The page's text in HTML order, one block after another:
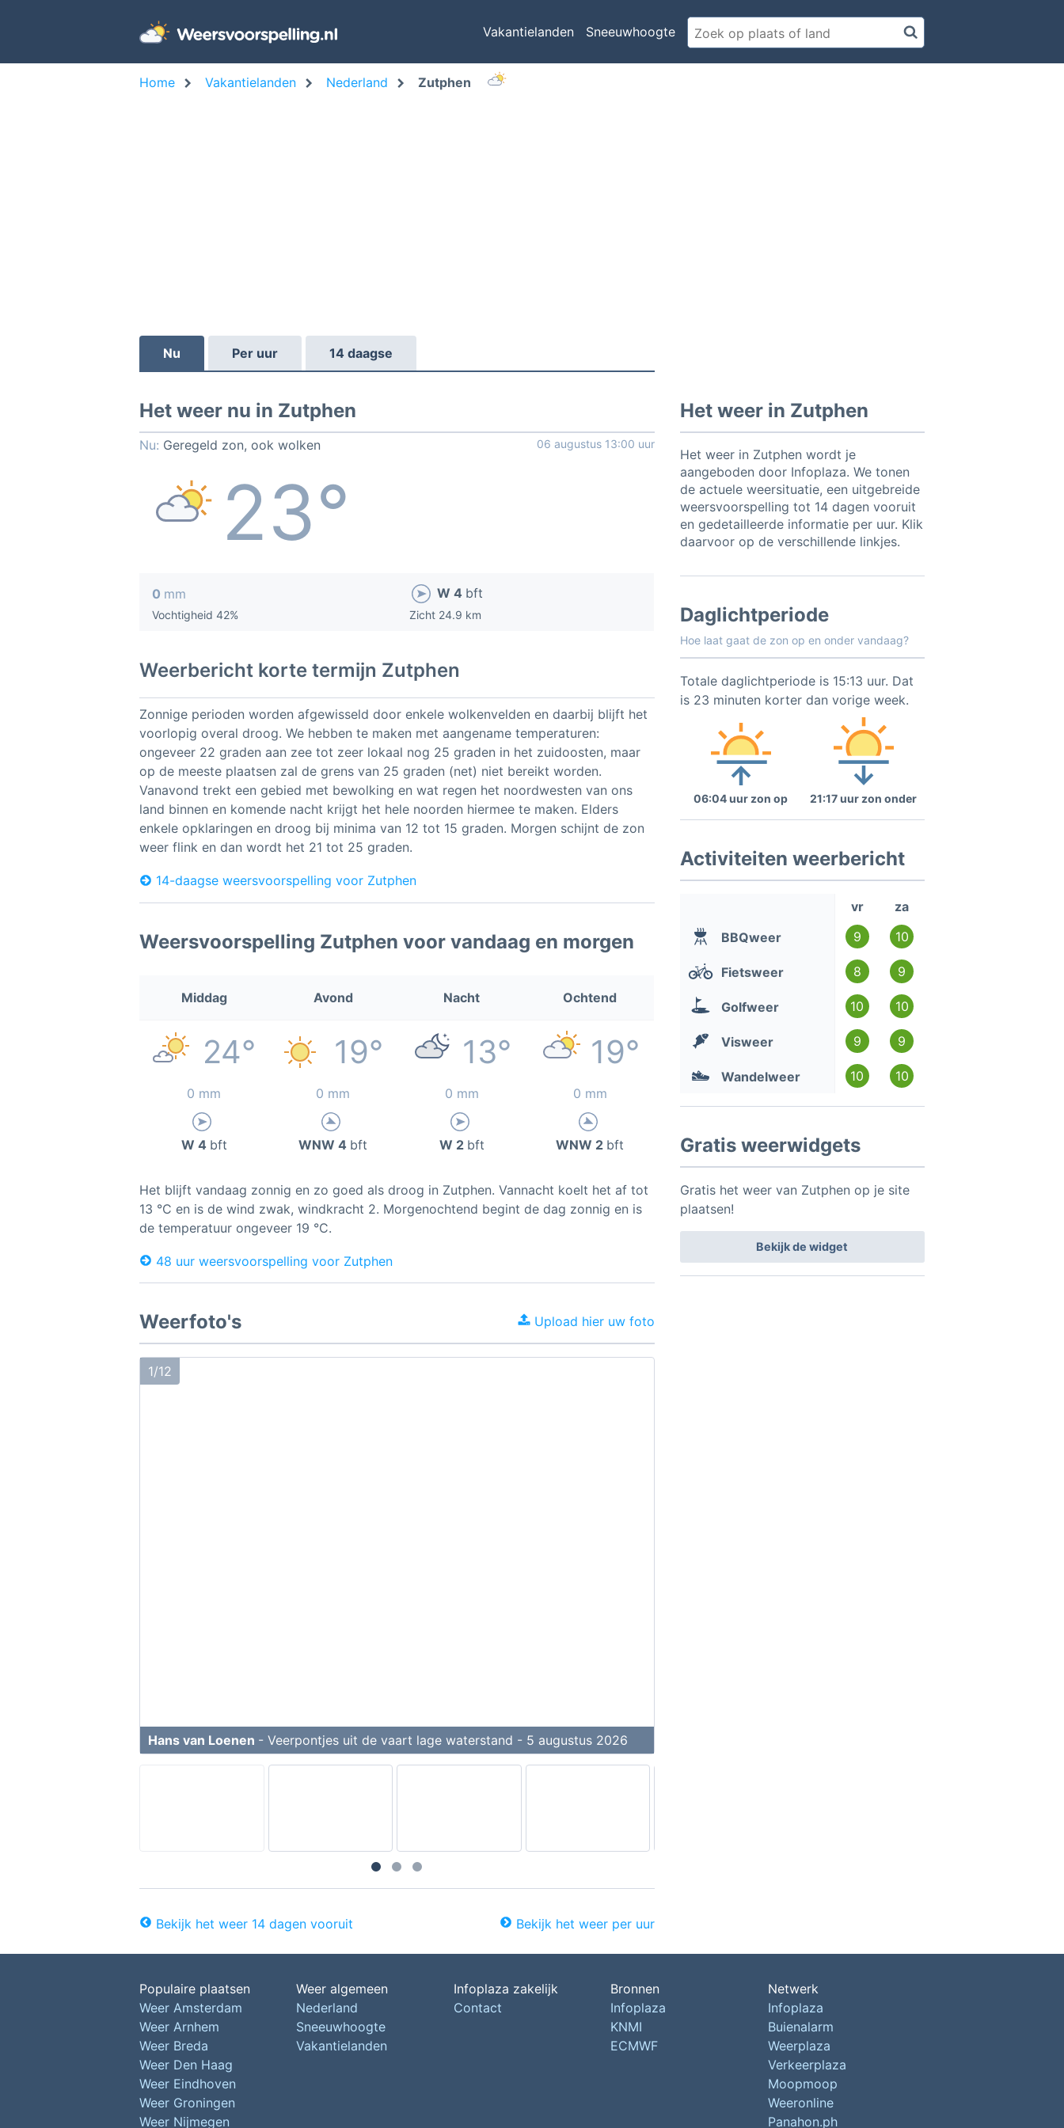
Vakantielanden Sneeuwhoogte
Home Vakantielanden Nederland Zutphen
Nu Per uur 14 daagse
Het weer nu in Zutphen
Nu: Geregeld zon, ook wolken 06 augustus 13:00 uur
23°
0 mm
Vochtigheid 42%
W 4 bft
Zicht 24.9 km
Weerbericht korte termijn Zutphen
Zonnige perioden worden afgewisseld door enkele wolkenvelden en daarbij blijft het
voorlopig overal droog. We hebben te maken met aangename temperaturen:
ongeveer 22 graden aan zee tot zeer lokaal nog 25 graden in het zuidoosten, maar
op de meeste plaatsen zal de grens van 25 graden (net) niet bereikt worden.
Vanavond trekt een gebied met bewolking en wat regen het noordwesten van ons
land binnen en komende nacht krijgt het hele noorden hiermee te maken. Elders
enkele opklaringen en droog bij minima van 12 tot 15 graden. Morgen schijnt de zon
weer flink en dan wordt het 21 tot 25 graden.
14-daagse weersvoorspelling voor Zutphen
Weersvoorspelling Zutphen voor vandaag en morgen
Middag Avond Nacht Ochtend
24° 19° 13° 19°
0 mm 0 mm 0 mm 0 mm
W 4 bft WNW 4 bft W 2 bft WNW 2 bft
Het blijft vandaag zonnig en zo goed als droog in Zutphen. Vannacht koelt het af tot
13 °C en is de wind zwak, windkracht 2. Morgenochtend begint de dag zonnig en is
de temperatuur ongeveer 19 °C.
48 uur weersvoorspelling voor Zutphen
Weerfoto's Upload hier uw foto
1/12
Hans van Loenen - Veerpontjes uit de vaart lage waterstand - 5 augustus 2026
Bekijk het weer 14 dagen vooruit Bekijk het weer per uur
Het weer in Zutphen
Het weer in Zutphen wordt je
aangeboden door Infoplaza. We tonen
de actuele weersituatie, een uitgebreide
weersvoorspelling tot 14 dagen vooruit
en gedetailleerde informatie per uur. Klik
daarvoor op de verschillende linkjes.
Daglichtperiode
Hoe laat gaat de zon op en onder vandaag?
Totale daglichtperiode is 15:13 uur. Dat
is 23 minuten korter dan vorige week.
06:04 uur zon op 21:17 uur zon onder
Activiteiten weerbericht
vr
za
BBQweer
9 10
Fietsweer 8 9
Golfweer 10 10
Visweer 9 9
Wandelweer 10 10
Gratis weerwidgets
Gratis het weer van Zutphen op je site
plaatsen!
Bekijk de widget
Populaire plaatsen
Weer Amsterdam
Weer Arnhem
Weer Breda
Weer Den Haag
Weer Eindhoven
Weer Groningen
Weer Nijmegen
Weer algemeen
Nederland
Sneeuwhoogte
Vakantielanden
Infoplaza zakelijk
Contact
Bronnen
Infoplaza
KNMI
ECMWF
Netwerk
Infoplaza
Buienalarm
Weerplaza
Verkeerplaza
Moopmoop
Weeronline
Panahon.ph